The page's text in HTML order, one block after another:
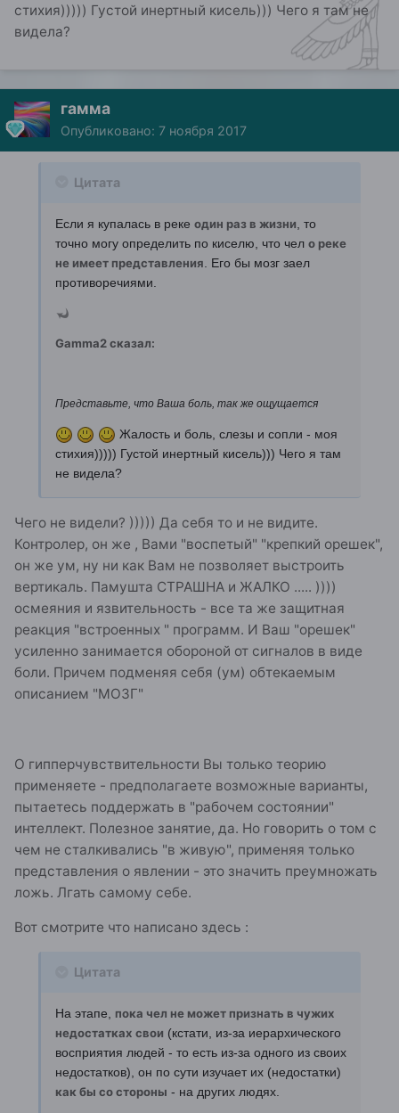
стихия))))) Густой инертный кисель))) Чего я там не
видела?
гамма
Опубликовано: 7 ноября 2017
Цитата
Если я купалась в реке один раз в жизни , то
точно могу определить по киселю, что чел о реке
не имеет представления . Его бы мозг заел
противоречиями.
Gamma2 сказал:
Представьте, что Ваша боль, так же ощущается
Жалость и боль, слезы и сопли - моя
стихия))))) Густой инертный кисель))) Чего я там
не видела?
Чего не видели? ))))) Да себя то и не видите.
Контролер, он же , Вами "воспетый" "крепкий орешек",
он же ум, ну ни как Вам не позволяет выстроить
вертикаль. Памушта СТРАШНА и ЖАЛКО ..... ))))
осмеяния и язвительность - все та же защитная
реакция "встроенных " программ. И Ваш "орешек"
усиленно занимается обороной от сигналов в виде
боли. Причем подменяя себя (ум) обтекаемым
описанием "МОЗГ"
О гипперчувствительности Вы только теорию
применяете - предполагаете возможные варианты,
пытаетесь поддержать в "рабочем состоянии"
интеллект. Полезное занятие, да. Но говорить о том с
чем не сталкивались "в живую", применяя только
представления о явлении - это значить преумножать
ложь. Лгать самому себе.
Вот смотрите что написано здесь :
Цитата
На этапе, пока чел не может признать в чужих
недостатках свои (кстати, из-за иерархического
восприятия людей - то есть из-за одного из своих
недостатков), он по сути изучает их (недостатки)
как бы со стороны - на других людях.